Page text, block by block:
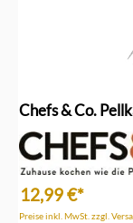
Chefs & Co.
12,99 €*
Preise inkl. MwSt. zzgl.